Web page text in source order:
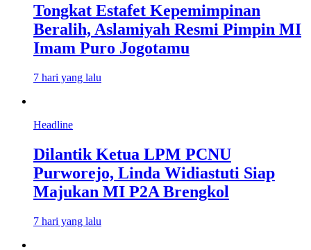
Tongkat Estafet Kepemimpinan
Beralih, Aslamiyah Resmi Pimpin MI
Imam Puro Jogotamu
7 hari yang lalu
Headline
Dilantik Ketua LPM PCNU
Purworejo, Linda Widiastuti Siap
Majukan MI P2A Brengkol
7 hari yang lalu